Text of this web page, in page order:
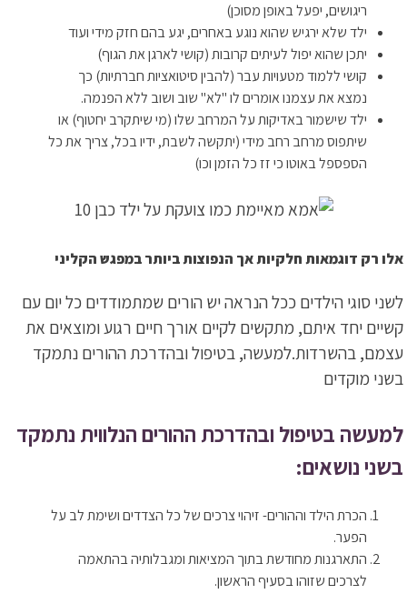
ריגושים, יפעל באופן מסוכן)
ילד שלא ירגיש שהוא נוגע באחרים, יגע בהם חזק מידי ועוד
יתכן שהוא יפול לעיתים קרובות (קושי לארגן את הגוף)
קושי ללמוד מטעויות עבר (להבין סיטואציות חברתיות) כך
נמצא את עצמנו אומרים לו "לא" שוב ושוב ללא הפנמה.
ילד שישמור באדיקות על המרחב שלו (מי שיתקרב יחטוף) או
שיתפוס מרחב רחב מידי (יתקשה לשבת, ידיו בכל, צריך את כל
הספספל באוטו כי זז כל הזמן וכו)
אלו רק דוגמאות חלקיות אך הנפוצות ביותר במפגש הקליני
לשני סוגי הילדים ככל הנראה יש הורים שמתמודדים כל יום עם
קשיים יחד איתם, מתקשים לקיים אורך חיים רגוע ומוצאים את
עצמם, בהשרדות.למעשה, בטיפול ובהדרכת ההורים נתמקד
בשני מוקדים
למעשה בטיפול ובהדרכת ההורים הנלווית נתמקד
בשני נושאים:
הכרת הילד וההורים- זיהוי צרכים של כל הצדדים ושימת לב על
הפער.
התארגנות מחודשת בתוך המציאות ומגבלותיה בהתאמה
לצרכים שזוהו בסעיף הראשון.